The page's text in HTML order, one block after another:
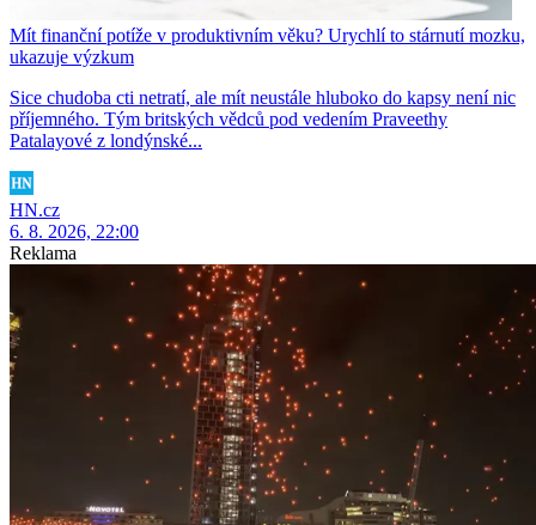
Mít finanční potíže v produktivním věku? Urychlí to stárnutí mozku,
ukazuje výzkum
Sice chudoba cti netratí, ale mít neustále hluboko do kapsy není nic
příjemného. Tým britských vědců pod vedením Praveethy
Patalayové z londýnské...
HN.cz
6. 8. 2026, 22:00
Reklama